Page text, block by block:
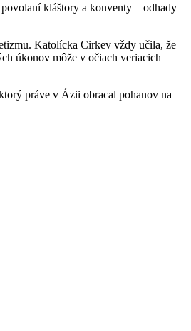
kláštory a konventy – odhady
Katolícka Cirkev vždy učila, že
úkonov môže v očiach veriacich
práve v Ázii obracal pohanov na